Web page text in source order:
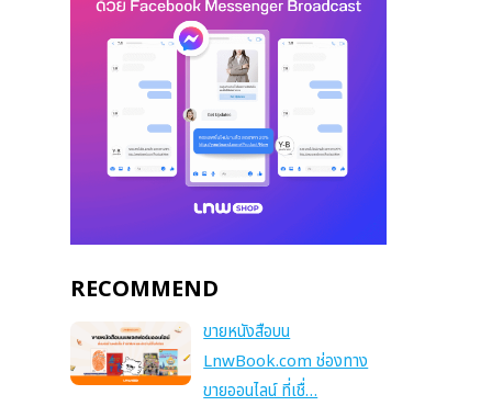
RECOMMEND
ขายหนังสือบน
LnwBook.com ช่องทาง
ขายออนไลน์ ที่เชื่…